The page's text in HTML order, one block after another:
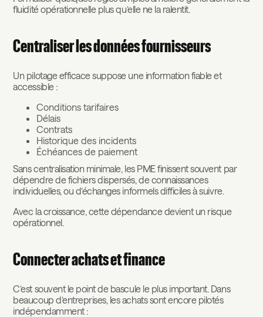
fluidité opérationnelle plus qu’elle ne la ralentit.
Centraliser les données fournisseurs
Un pilotage efficace suppose une information fiable et
accessible :
Conditions tarifaires
Délais
Contrats
Historique des incidents
Échéances de paiement
Sans centralisation minimale, les PME finissent souvent par
dépendre de fichiers dispersés, de connaissances
individuelles, ou d’échanges informels difficiles à suivre.
Avec la croissance, cette dépendance devient un risque
opérationnel.
Connecter achats et finance
C’est souvent le point de bascule le plus important. Dans
beaucoup d’entreprises, les achats sont encore pilotés
indépendamment :